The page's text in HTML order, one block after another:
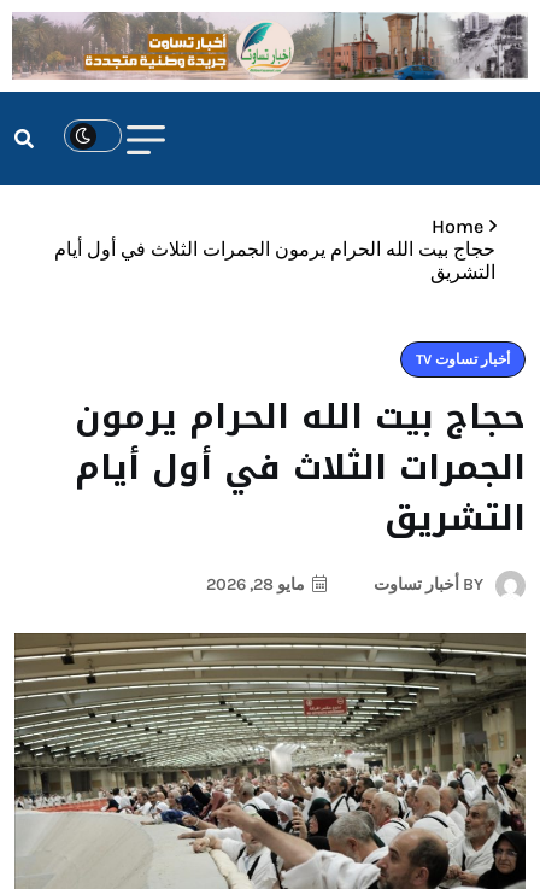
Home
حجاج بيت الله الحرام يرمون الجمرات الثلاث في أول أيام
التشريق
أخبار تساوت TV
حجاج بيت الله الحرام يرمون
الجمرات الثلاث في أول أيام
التشريق
BY أخبار تساوت مايو 28, 2026